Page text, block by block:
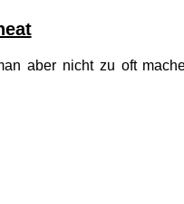
aber nicht zu oft